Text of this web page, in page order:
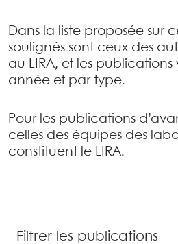
Dans la liste proposée sur
soulignés sont ceux des
au LIRA, et les publications
année et par type.
Pour les publications
celles des équipes des
constituent le LIRA.
Filtrer les publications